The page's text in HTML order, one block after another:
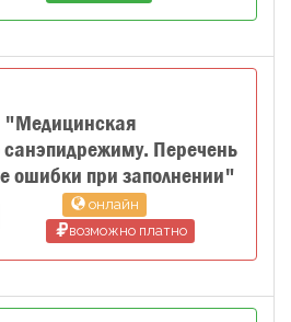
санэпидрежиму. Перечень
ошибки при заполнении"
онлайн
возможно платно